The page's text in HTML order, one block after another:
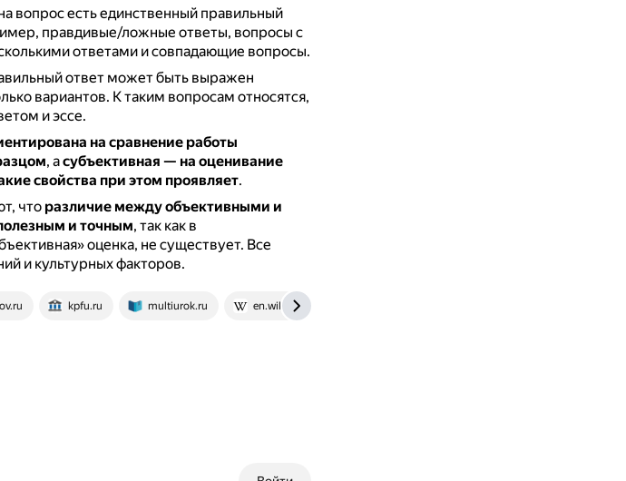
вопрос есть единственный правильный
правдивые/ложные ответы, вопросы с
ответами и совпадающие вопросы.
ответ может быть выражен
вариантов. К таким вопросам относятся,
и эссе.
на сравнение работы
, асубъективная — на оценивание
свойства при этом проявляет.
что различие между объективными и
и точным, так как в
оценка, не существует. Все
и культурных факторов.
kpfu.ru multiurok.ru en.wikipedia.org